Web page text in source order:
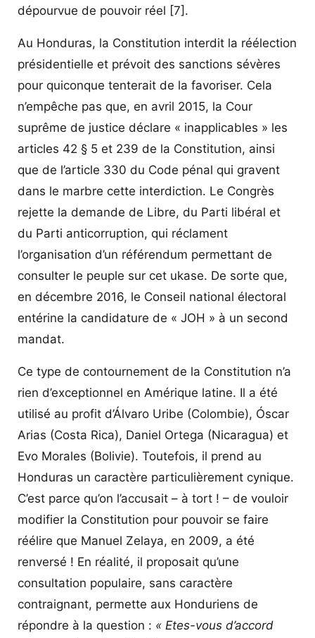
dépourvue de pouvoir réel [7] .
Au Honduras, la Constitution interdit la réélection
présidentielle et prévoit des sanctions sévères
pour quiconque tenterait de la favoriser. Cela
n’empêche pas que, en avril 2015, la Cour
suprême de justice déclare « inapplicables » les
articles 42 § 5 et 239 de la Constitution, ainsi
que de l’article 330 du Code pénal qui gravent
dans le marbre cette interdiction. Le Congrès
rejette la demande de Libre, du Parti libéral et
du Parti anticorruption, qui réclament
l’organisation d’un référendum permettant de
consulter le peuple sur cet ukase. De sorte que,
en décembre 2016, le Conseil national électoral
entérine la candidature de « JOH » à un second
mandat.
Ce type de contournement de la Constitution n’a
rien d’exceptionnel en Amérique latine. Il a été
utilisé au profit d’Álvaro Uribe (Colombie), Óscar
Arias (Costa Rica), Daniel Ortega (Nicaragua) et
Evo Morales (Bolivie). Toutefois, il prend au
Honduras un caractère particulièrement cynique.
C’est parce qu’on l’accusait – à tort ! – de vouloir
modifier la Constitution pour pouvoir se faire
réélire que Manuel Zelaya, en 2009, a été
renversé ! En réalité, il proposait qu’une
consultation populaire, sans caractère
contraignant, permette aux Honduriens de
répondre à la question : « Etes-vous d’accord